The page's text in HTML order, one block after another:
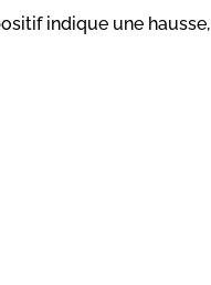
indique une hausse,